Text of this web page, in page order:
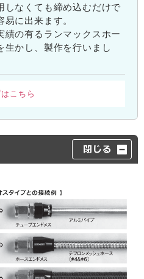
しなくても締め込むだけで
に出来ます。
績の有るランマックスホー
生かし、製作を行いまし
こちら